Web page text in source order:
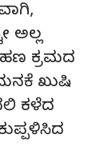
ಅಲ್ಲ
ಕ್ರಮದ
ಖುಷಿ
ಕಳೆದ